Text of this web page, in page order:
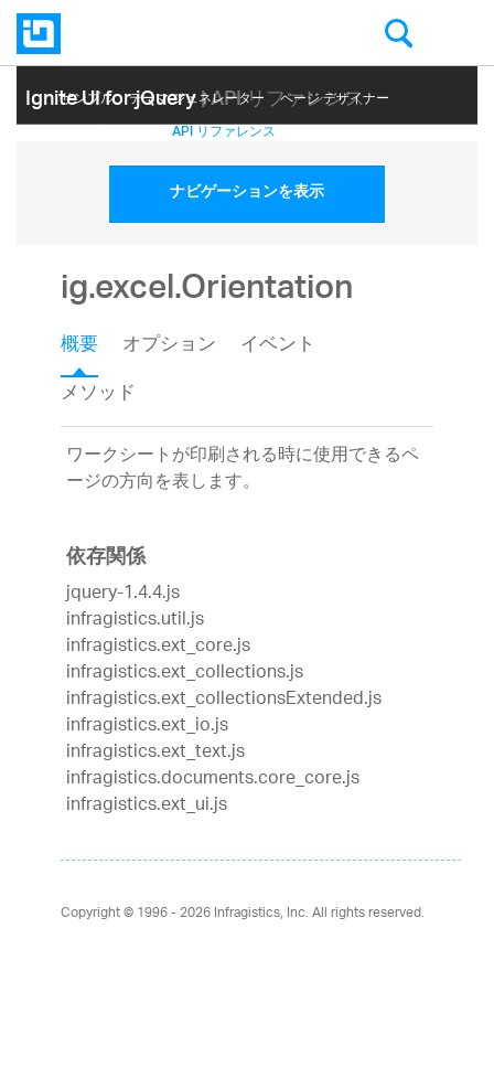
Ignite UI for jQuery| API リファレンス
サンプル テーマ ジェネレーター ページ デザイナー
ヘルプ トピック API リファレンス
ナビゲーションを表示
ig.excel.Orientation
概要 オプション
イベント
メソッド
ワークシートが印刷される時に使用できるペ
ージの方向を表します。
依存関係
jquery-1.4.4.js
infragistics.util.js
infragistics.ext_core.js
infragistics.ext_collections.js
infragistics.ext_collectionsExtended.js
infragistics.ext_io.js
infragistics.ext_text.js
infragistics.documents.core_core.js
infragistics.ext_ui.js
Copyright © 1996 - 2026Infragistics, Inc. All rights reserved.